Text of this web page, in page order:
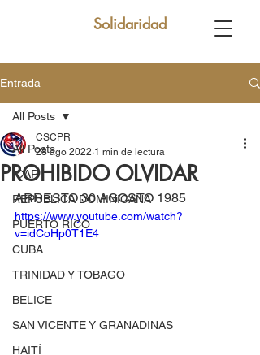
Solidaridad
Entrada
All Posts
ICAP
REPUBLICA DOMINICANA
PUERTO RICO
CUBA
TRINIDAD Y TOBAGO
BELICE
SAN VICENTE Y GRANADINAS
HAITÍ
All Posts
PROHIBIDO OLVIDAR
CSCPR
28 ago 2022 1 min de lectura
ARRESTO 30 AGOSTO 1985
https://www.youtube.com/watch?
v=idCoHp0T1E4